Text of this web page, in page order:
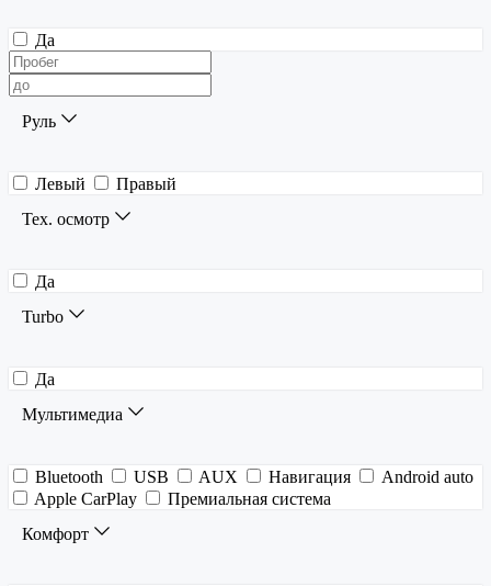
Да
Руль
Левый
Правый
Тех. осмотр
Да
Turbo
Да
Мультимедиа
Bluetooth USB AUX Навигация
Android auto
Apple CarPlay
Премиальная система
Комфорт